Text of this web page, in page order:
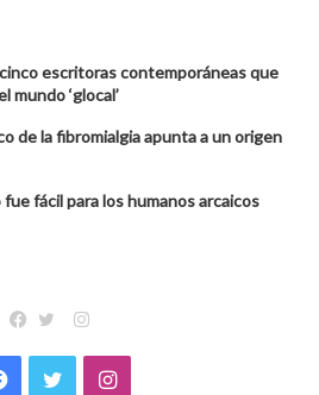
escritoras contemporáneas que
mundo ‘glocal’
de la fibromialgia apunta a un origen
fácil para los humanos arcaicos
Instagram
Facebook
TwitterInstagram